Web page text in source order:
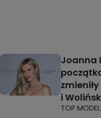
Joanna
i
TOP MODEL